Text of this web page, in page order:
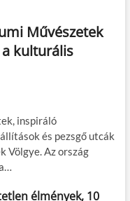
Művészetek
kulturális
inspiráló
és pezsgő utcák
Völgye. Az ország
élmények, 10